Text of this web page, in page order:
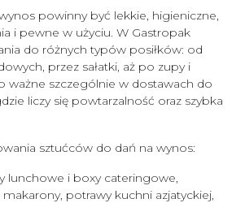
powinny być lekkie, higieniczne,
i pewne w użyciu. W Gastropak
do różnych typów posiłków: od
przez sałatki, aż po zupy i
ważne szczególnie w dostawach do
liczy się powtarzalność oraz szybka
sztućców do dań na wynos:
lunchowe i boxy cateringowe,
potrawy kuchni azjatyckiej,